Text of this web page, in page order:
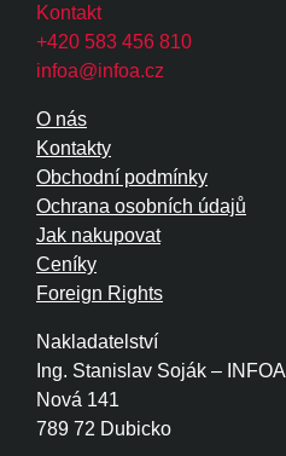
Kontakt
+420 583 456 810
infoa@infoa.cz
Nakladatelství
Ing. Stanislav Soják – INFOA
Nová 141
789 72 Dubicko
O nás
Kontakty
Obchodní podmínky
Ochrana osobních údajů
Jak nakupovat
Ceníky
Foreign Rights